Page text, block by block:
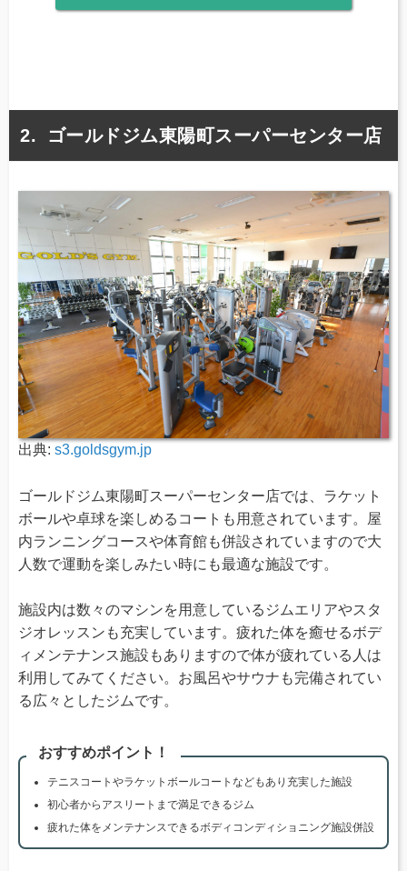
ゴールドジム東陽町スーパーセンター店
出典: s3.goldsgym.jp
ゴールドジム東陽町スーパーセンター店では、ラケット
ボールや卓球を楽しめるコートも用意されています。屋
内ランニングコースや体育館も併設されていますので大
人数で運動を楽しみたい時にも最適な施設です。
施設内は数々のマシンを用意しているジムエリアやスタ
ジオレッスンも充実しています。疲れた体を癒せるボデ
ィメンテナンス施設もありますので体が疲れている人は
利用してみてください。お風呂やサウナも完備されてい
る広々としたジムです。
おすすめポイント！
テニスコートやラケットボールコートなどもあり充実した施設
初心者からアスリートまで満足できるジム
疲れた体をメンテナンスできるボディコンディショニング施設併設